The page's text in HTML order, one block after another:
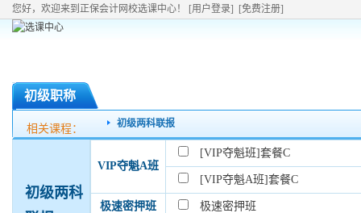
您好，欢迎来到正保会计网校选课中心！ [用户登录] [免费注册]
初级职称
相关课程： 初级两科联报
初级两科
VIP夺魁A班
[VIP夺魁班]套餐C
[VIP夺魁A班]套餐C
极速密押班 极速密押班